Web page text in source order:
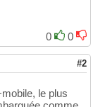
0
0
#2
le plus